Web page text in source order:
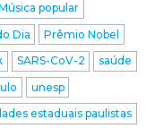
popular
Dia
Prêmio Nobel
SARS-CoV-2
saúde
unesp
estaduais paulistas